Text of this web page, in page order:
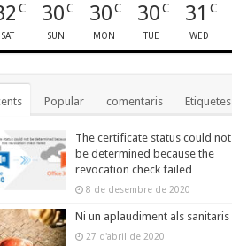
C
SAT
30C
SUN
30C
MON
30C
TUE
31 C
WED
Popular comentaris Etiquetes
The certificate status could not
be determined because the
revocation check failed
8 de desembre de 2020
Ni un aplaudiment als sanitaris
27 d'abril de 2020